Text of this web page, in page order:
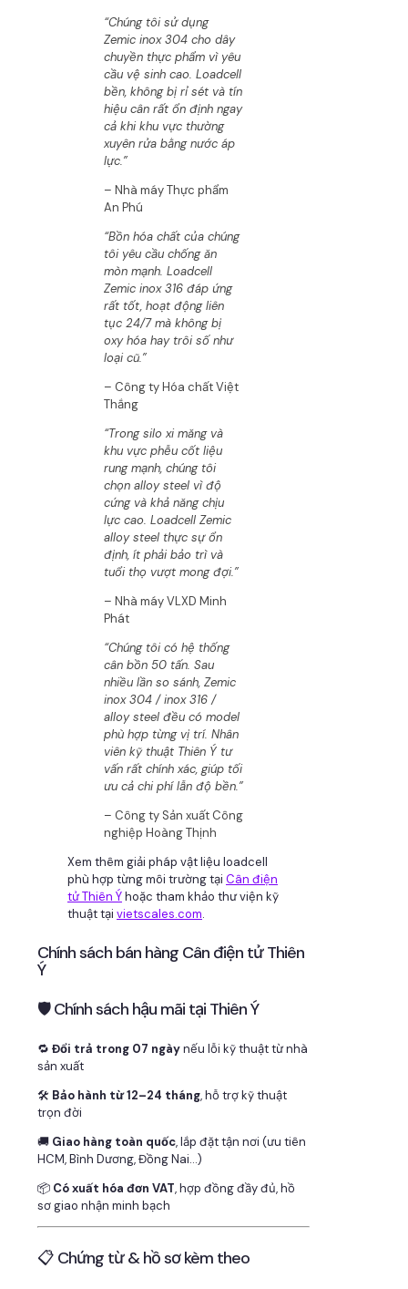
“Chúng tôi sử dụng
Zemic inox 304 cho dây
chuyền thực phẩm vì yêu
cầu vệ sinh cao. Loadcell
bền, không bị rỉ sét và tín
hiệu cân rất ổn định ngay
cả khi khu vực thường
xuyên rửa bằng nước áp
lực.”
– Nhà máy Thực phẩm
An Phú
“Bồn hóa chất của chúng
tôi yêu cầu chống ăn
mòn mạnh. Loadcell
Zemic inox 316 đáp ứng
rất tốt, hoạt động liên
tục 24/7 mà không bị
oxy hóa hay trôi số như
loại cũ.”
– Công ty Hóa chất Việt
Thắng
“Trong silo xi măng và
khu vực phễu cốt liệu
rung mạnh, chúng tôi
chọn alloy steel vì độ
cứng và khả năng chịu
lực cao. Loadcell Zemic
alloy steel thực sự ổn
định, ít phải bảo trì và
tuổi thọ vượt mong đợi.”
– Nhà máy VLXD Minh
Phát
“Chúng tôi có hệ thống
cân bồn 50 tấn. Sau
nhiều lần so sánh, Zemic
inox 304 / inox 316 /
alloy steel đều có model
phù hợp từng vị trí. Nhân
viên kỹ thuật Thiên Ý tư
vấn rất chính xác, giúp tối
ưu cả chi phí lẫn độ bền.”
– Công ty Sản xuất Công
nghiệp Hoàng Thịnh
Xem thêm giải pháp vật liệu loadcell
phù hợp từng môi trường tại Cân điện
tử Thiên Ýhoặc tham khảo thư viện kỹ
thuật tại vietscales.com.
Chính sách bán hàng Cân điện tử Thiên
Ý
🛡 Chính sách hậu mãi tại Thiên Ý
🔁 Đổi trả trong 07 ngàynếu lỗi kỹ thuật từ nhà
sản xuất
🛠 Bảo hành từ 12–24 tháng, hỗ trợ kỹ thuật
trọn đời
🚚 Giao hàng toàn quốc, lắp đặt tận nơi (ưu tiên
HCM, Bình Dương, Đồng Nai…)
📦 Có xuất hóa đơn VAT, hợp đồng đầy đủ, hồ
sơ giao nhận minh bạch
📋 Chứng từ & hồ sơ kèm theo